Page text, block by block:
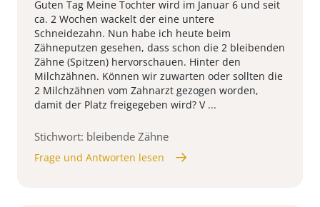
Guten Tag Meine Tochter wird im Januar 6 und seit
ca. 2 Wochen wackelt der eine untere
Schneidezahn. Nun habe ich heute beim
Zähneputzen gesehen, dass schon die 2 bleibenden
Zähne (Spitzen) hervorschauen. Hinter den
Milchzähnen. Können wir zuwarten oder sollten die
2 Milchzähnen vom Zahnarzt gezogen worden,
damit der Platz freigegeben wird? V ...
Stichwort: bleibende Zähne
Frage und Antworten lesen